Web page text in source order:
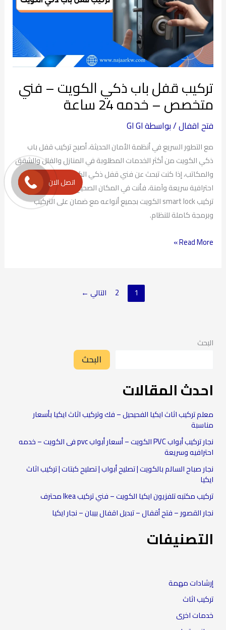
تركيب قفل باب ذكي الكويت – فني
متخصص – خدمه 24 ساعة
فتح اقفال/ بواسطةGI GI
مع التطور السريع في أنظمة الأمان الحديثة، أصبح تركيب قفل باب
ذكي الكويت من أكثر الخدمات المطلوبة في المنازل والفلل والشقق
والمكاتب، إذا كنت تبحث عن فني قفل ذكي الكويت يقدم خدمة
احترافية سريعة وآمنة، فأنت في المكان الصحيح. نحن نوفر خدمة
تركيب smart lock الكويت بجميع أنواعه مع ضمان على التركيب
وبرمجة كاملة للنظام.
الكويت
–
فني
متخصص
–
24
ساعة
Read More »
1
2 التالي ←
البحث
البحث
احدث المقالات
معلم تركيب اثاث ايكيا الفحيحيل – فك وتركيب اثاث ايكيا بأسعار
مناسبة
نجار تركيب أبواب PVC الكويت – أسعار أبواب pvc فى الكويت – خدمه
احترافيه وسريعة
نجار صباح السالم بالكويت | تصليح أبواب | تصليح كبتات | تركيب اثاث
ايكيا
تركيب مكتبه تلفزيون ايكيا الكويت – فني تركيب Ikea محترف
نجار القصور – فتح أقفال – تبديل اقفال بيبان – نجار ايكيا
التصنيفات
إرشادات مهمة
تركيب اثاث
خدمات اخرى
اتصل الان